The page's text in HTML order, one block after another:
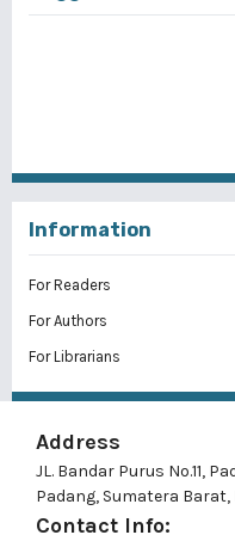
Information
For Readers
For Authors
For Librarians
Address
JL. Bandar Purus No.11,
Padang, Sumatera Barat,
Contact Info: